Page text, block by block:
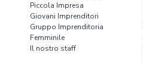
Piccola Impresa
Giovani Imprenditori
Gruppo Imprenditoria
Femminile
Il nostro staff